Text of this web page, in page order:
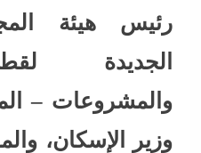
رئيس هيئة
الجديدة
والمشروعات –
وزير الإسكان،